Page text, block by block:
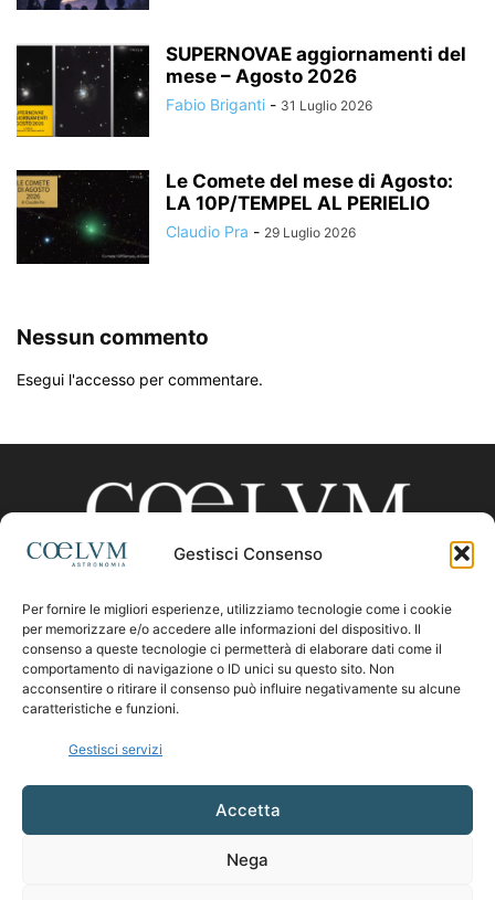
Gestisci Consenso
Per fornire le migliori esperienze, utilizziamo tecnologie come i cookie
per memorizzare e/o accedere alle informazioni del dispositivo. Il
consenso a queste tecnologie ci permetterà di elaborare dati come il
comportamento di navigazione o ID unici su questo sito. Non
acconsentire o ritirare il consenso può influire negativamente su alcune
caratteristiche e funzioni.
Gestisci servizi
Accetta
Nega
SUPERNOVAE aggiornamenti del
mese – Agosto 2026
Fabio Briganti - 31 Luglio 2026
Le Comete del mese di Agosto:
LA 10P/TEMPEL AL PERIELIO
Claudio Pra - 29 Luglio 2026
Nessun commento
Esegui l'accesso per commentare.
CHI SIAMO
Contattaci:coelumastro@coelum.com